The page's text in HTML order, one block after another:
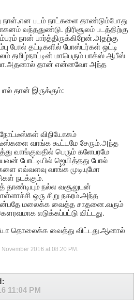
நாள்,என படம் நாட்களை தாண்டும்போது
வந்ததுண்டு. திரிசூலம் படத்திற்கு
நான் பார்த்திருக்கிறேன்.அதற்கு
போல் தட்டிகளில் போஸ்டர்கள் ஒட்டி
தமிழ்நாட்டின் மாபெரும் பாக்ஸ் ஆபீஸ்
தான் என்னவோ அந்த
தான் இருக்கும்:
நோட்டீஸ்கள் விநியோகம்
வாங்க கூட்டமே சேரும்.அந்த
வாங்குவதில் பெரும் களேபரமே
போட்டியில் ஜெயித்தது போல்
எவ்வளவு வாங்க முடியுமோ
நடக்கும்.
தாண்டியும் நல்ல வசூலுடன்
ஒரு சிறு நகரம்.அந்த
மலைக்க வைத்த சாதனை.வரும்
எடுக்கப்பட்டு விட்டது.
தொலைக்க வைத்து விட்டது.ஆனால்
2016 at 08:20 PM
11:04 PM